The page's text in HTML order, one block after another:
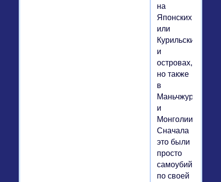
на
Японских
или
Курильских
и
островах,
но также
в
Маньчжурии
и
Монголии.
Сначала
это были
просто
самоубийства
по своей